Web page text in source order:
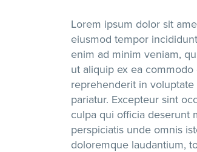
Lorem ipsum dolor sit
eiusmod tempor
enim ad minim veniam,
ut aliquip ex ea
reprehenderit in
pariatur. Excepteur sint
culpa qui officia deserunt
perspiciatis unde omnis
doloremque laudantium,